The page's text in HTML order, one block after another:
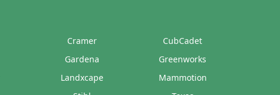
Cramer
CubCadet
Gardena
Greenworks
Landxcape
Mammotion